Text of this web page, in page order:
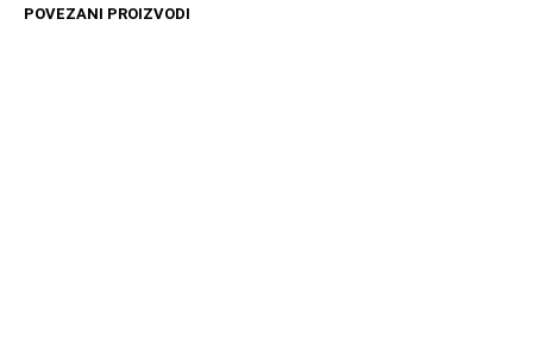
POVEZANI PROIZVODI